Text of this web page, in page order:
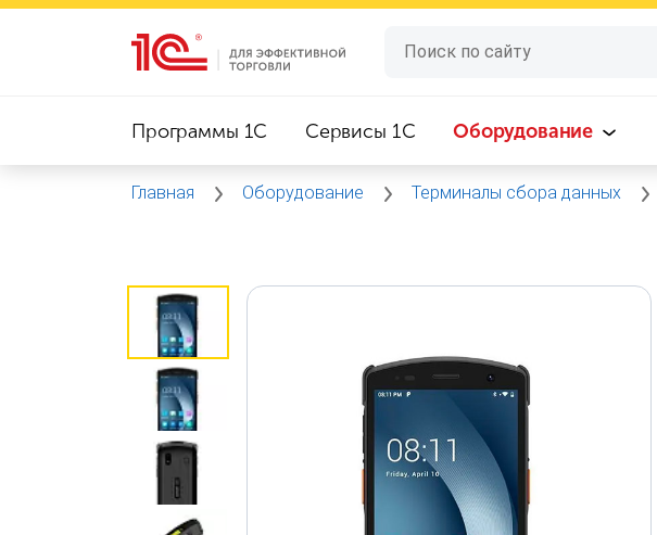
Программы 1C Сервисы 1C Оборудование
Главная Оборудование Терминалы сбора данных